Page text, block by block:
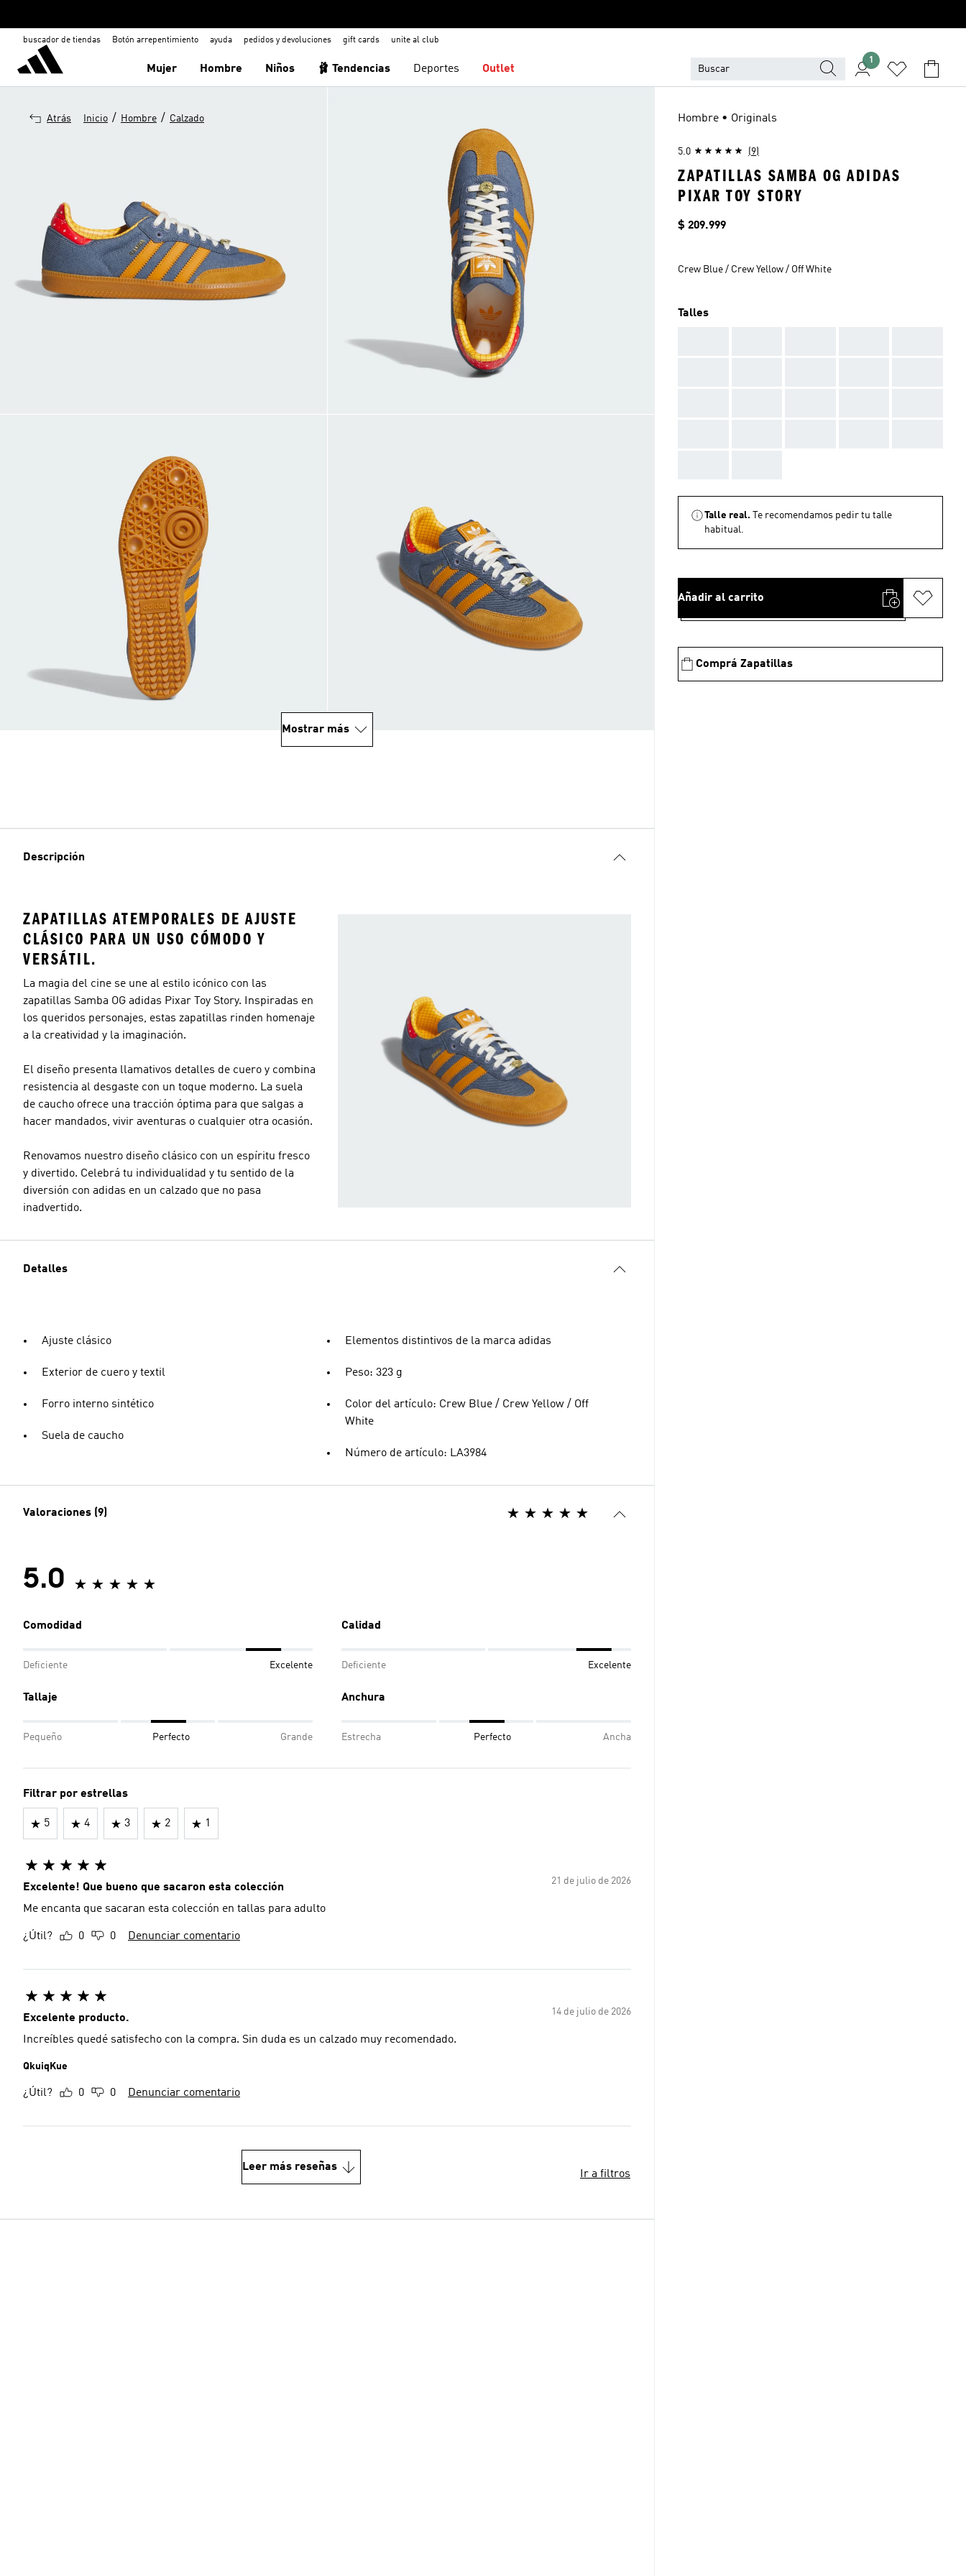
buscador de tiendas Botón arrepentimiento ayuda pedidos y devoluciones gift cards unite al club
Mujer Hombre Niños 🩰 Tendencias Deportes Outlet
1
Atrás Inicio / Hombre / Calzado
Mostrar más
Descripción
ZAPATILLAS ATEMPORALES DE AJUSTE
CLÁSICO PARA UN USO CÓMODO Y
VERSÁTIL.
La magia del cine se une al estilo icónico con las
zapatillas Samba OG adidas Pixar Toy Story. Inspiradas en
los queridos personajes, estas zapatillas rinden homenaje
a la creatividad y la imaginación.
El diseño presenta llamativos detalles de cuero y combina
resistencia al desgaste con un toque moderno. La suela
de caucho ofrece una tracción óptima para que salgas a
hacer mandados, vivir aventuras o cualquier otra ocasión.
Renovamos nuestro diseño clásico con un espíritu fresco
y divertido. Celebrá tu individualidad y tu sentido de la
diversión con adidas en un calzado que no pasa
inadvertido.
Detalles
Ajuste clásico
Exterior de cuero y textil
Forro interno sintético
Suela de caucho
Elementos distintivos de la marca adidas
Peso: 323 g
Color del artículo: Crew Blue / Crew Yellow / Off
White
Número de artículo: LA3984
Valoraciones (9)
5.0
Comodidad
Deficiente Excelente
Calidad
Deficiente Excelente
Tallaje
Pequeño Perfecto Grande
Anchura
Estrecha Perfecto Ancha
Filtrar por estrellas
5 4 3 2 1
21 de julio de 2026
Excelente! Que bueno que sacaron esta colección
Me encanta que sacaran esta colección en tallas para adulto
¿Útil? 0 0 Denunciar comentario
14 de julio de 2026
Excelente producto.
Increíbles quedé satisfecho con la compra. Sin duda es un calzado muy recomendado.
QkuiqKue
¿Útil? 0 0 Denunciar comentario
Leer más reseñas
Ir a filtros
Hombre • Originals
5.0 (9)
ZAPATILLAS SAMBA OG ADIDAS
PIXAR TOY STORY
Precio
$ 209.999
Crew Blue / Crew Yellow / Off White
Talles
Talle real.
Te recomendamos pedir tu talle
habitual.
Añadir al carrito
Comprá Zapatillas